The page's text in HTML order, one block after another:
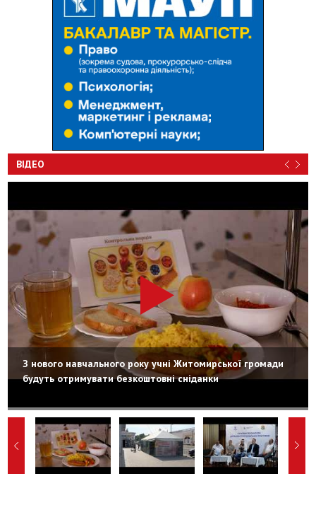
ВІДЕО
З нового навчального року учні Житомирської громади
будуть отримувати безкоштовні сніданки